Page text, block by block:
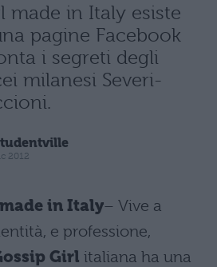
made in Italy esiste
pagine Facebook
i segreti degli
milanesi Severi-
2012
in Italy– Vive a
e professione,
Girl italiana ha una